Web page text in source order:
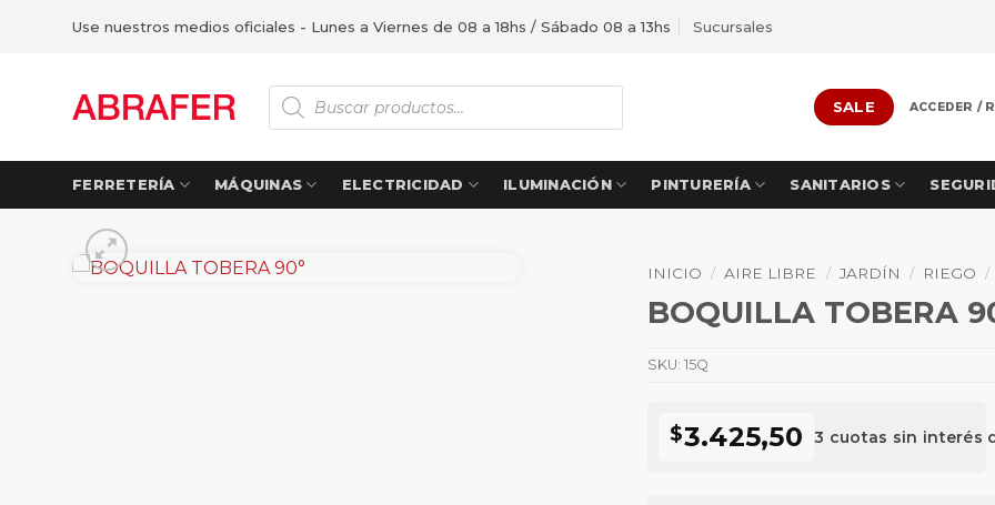
Use nuestros medios oficiales - Lunes a Viernes de 08 a 18hs / Sábado 08 a 13hs Sucursales
Búsqueda
de
productos
SALE ACCEDER /
FERRETERÍA MÁQUINAS ELECTRICIDAD ILUMINACIÓN PINTURERÍA SANITARIOS
INICIO / AIRE LIBRE / JARDÍN / RIEGO /
BOQUILLA TOBERA
$3.425,50 3 cuotas sin interés
SKU:15Q